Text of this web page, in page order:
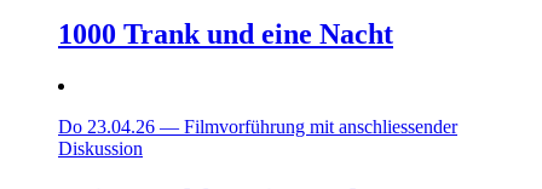
1000 Trank und eine Nacht
Do 23.04.26 — Filmvorführung mit anschliessender
Diskussion